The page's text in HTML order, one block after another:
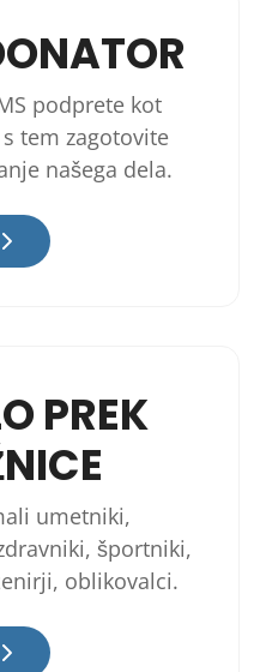
podprete kot
tem zagotovite
našega dela.
PREK
umetniki,
športniki,
oblikovalci.